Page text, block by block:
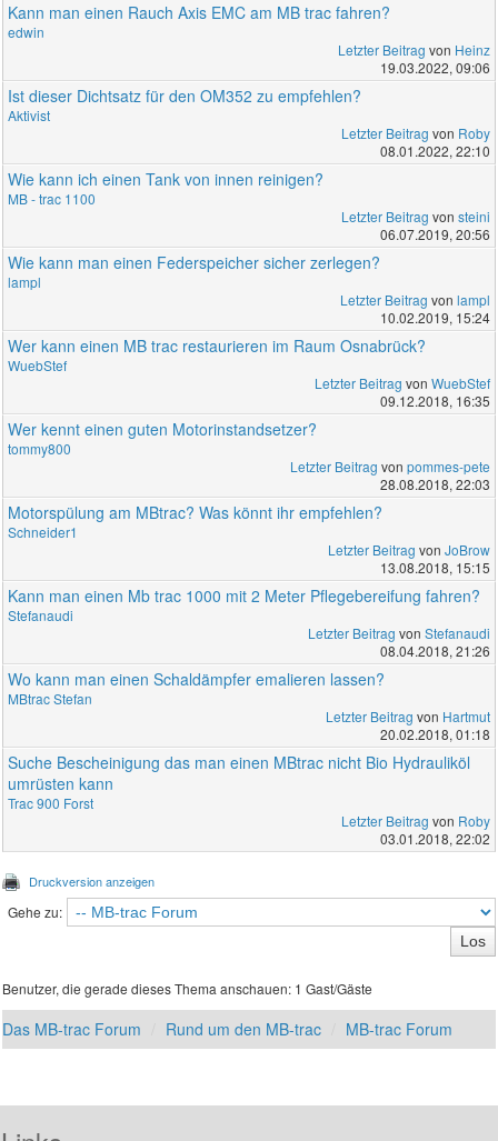
Kann man einen Rauch Axis EMC am MB trac fahren?
edwin
Letzter Beitrag von Heinz
19.03.2022, 09:06
Ist dieser Dichtsatz für den OM352 zu empfehlen?
Aktivist
Letzter Beitrag von Roby
08.01.2022, 22:10
Wie kann ich einen Tank von innen reinigen?
MB - trac 1100
Letzter Beitrag von steini
06.07.2019, 20:56
Wie kann man einen Federspeicher sicher zerlegen?
lampl
Letzter Beitrag von lampl
10.02.2019, 15:24
Wer kann einen MB trac restaurieren im Raum Osnabrück?
WuebStef
Letzter Beitrag von WuebStef
09.12.2018, 16:35
Wer kennt einen guten Motorinstandsetzer?
tommy800
Letzter Beitrag von pommes-pete
28.08.2018, 22:03
Motorspülung am MBtrac? Was könnt ihr empfehlen?
Schneider1
Letzter Beitrag von JoBrow
13.08.2018, 15:15
Kann man einen Mb trac 1000 mit 2 Meter Pflegebereifung fahren?
Stefanaudi
Letzter Beitrag von Stefanaudi
08.04.2018, 21:26
Wo kann man einen Schaldämpfer emalieren lassen?
MBtrac Stefan
Letzter Beitrag von Hartmut
20.02.2018, 01:18
Suche Bescheinigung das man einen MBtrac nicht Bio Hydrauliköl
umrüsten kann
Trac 900 Forst
Letzter Beitrag von Roby
03.01.2018, 22:02
Druckversion anzeigen
Gehe zu:
Benutzer, die gerade dieses Thema anschauen: 1 Gast/Gäste
Das MB-trac Forum Rund um den MB-trac MB-trac Forum